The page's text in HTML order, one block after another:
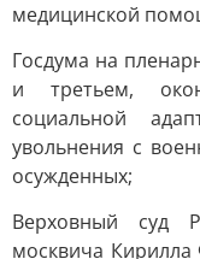
медицинской
Госдума на
и третьем,
социальной
увольнения с
осужденных;
Верховный суд
москвича